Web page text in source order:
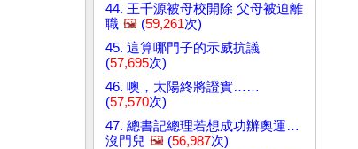
44. 王千源被母校開除 父母被迫離
職 🖼️ (59,261次)
45. 這算哪門子的示威抗議
(57,695次)
46. 噢，太陽終將證實……
(57,570次)
47. 總書記總理若想成功辦奧運…
沒門兒 🖼️ (56,987次)